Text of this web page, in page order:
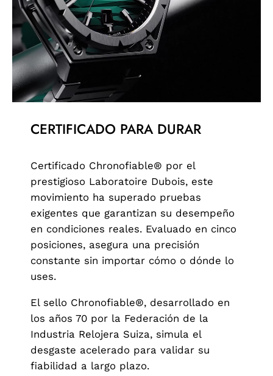
CERTIFICADO PARA DURAR
Certificado Chronofiable® por el
prestigioso Laboratoire Dubois, este
movimiento ha superado pruebas
exigentes que garantizan su desempeño
en condiciones reales. Evaluado en cinco
posiciones, asegura una precisión
constante sin importar cómo o dónde lo
uses.
El sello Chronofiable®, desarrollado en
los años 70 por la Federación de la
Industria Relojera Suiza, simula el
desgaste acelerado para validar su
fiabilidad a largo plazo.